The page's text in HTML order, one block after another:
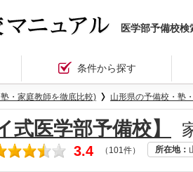
医学部予備校検
条件から探す
・家庭教師を徹底比較) 山形県の予備校・塾
式医学部予備校】
3.4 （101件） 所在地